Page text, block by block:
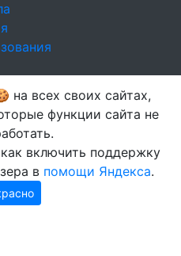
на всех своих сайтах,
функции сайта не
включить поддержку
в помощи Яндекса.